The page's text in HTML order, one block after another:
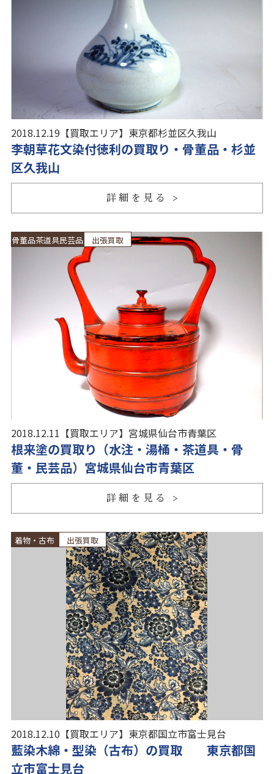
2018.12.19【買取エリア】 東京都杉並区久我山
李朝草花文染付徳利の買取り・骨董品・杉並
区久我山
詳細を見る
骨董品茶道具民芸品 出張買取
2018.12.11 【買取エリア】 宮城県仙台市青葉区
根来塗の買取り（水注・湯桶・茶道具・骨
董・民芸品）宮城県仙台市青葉区
詳細を見る
着物・古布 出張買取
2018.12.10 【買取エリア】 東京都国立市富士見台
藍染木綿・型染（古布）の買取 東京都国
立市富士見台